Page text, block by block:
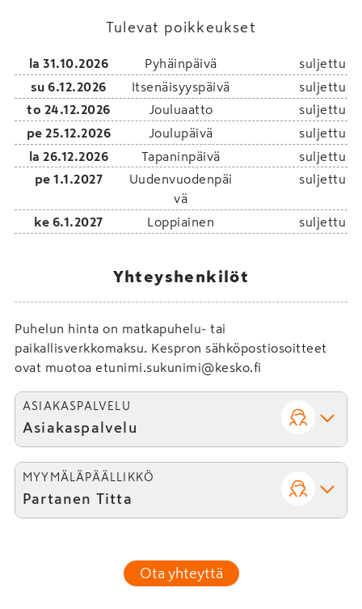
Tulevat poikkeukset
la 31.10.2026 Pyhäinpäivä
suljettu
su 6.12.2026
Itsenäisyyspäivä
suljettu
to 24.12.2026
Jouluaatto
suljettu
pe 25.12.2026
Joulupäivä
suljettu
la 26.12.2026
Tapaninpäivä
suljettu
pe 1.1.2027
Uudenvuodenpäi
vä
suljettu
ke 6.1.2027 Loppiainen suljettu
Yhteyshenkilöt
Puhelun hinta on matkapuhelu- tai
paikallisverkkomaksu. Kespron sähköpostiosoitteet
ovat muotoa etunimi.sukunimi@kesko.fi
ASIAKASPALVELU
Asiakaspalvelu
MYYMÄLÄPÄÄLLIKKÖ
Partanen Titta
Ota yhteyttä